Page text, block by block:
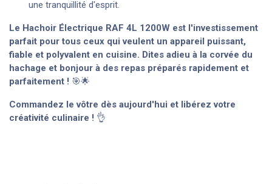
une tranquillité d'esprit.
Le Hachoir Électrique RAF 4L 1200W est l'investissement
parfait pour tous ceux qui veulent un appareil puissant,
fiable et polyvalent en cuisine. Dites adieu à la corvée du
hachage et bonjour à des repas préparés rapidement et
parfaitement ! 🎯🌟
Commandez le vôtre dès aujourd'hui et libérez votre
créativité culinaire ! 👌